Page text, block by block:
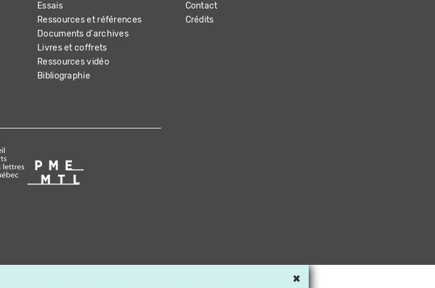
Essais
Ressources et références
Documents d'archives
Livres et coffrets
Ressources vidéo
Bibliographie
Contact
Crédits
×